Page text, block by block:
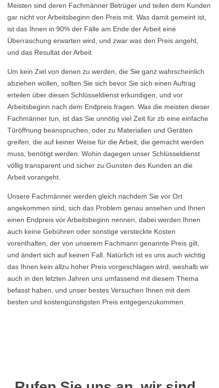
Meisten sind deren Fachmänner Betrüger und teilen dem Kunden
gar nicht vor Arbeitsbeginn den Preis mit. Was damit gemeint ist,
ist das Ihnen in 90% der Fälle am Ende der Arbeit eine
Überraschung erwarten wird, und zwar was den Preis angeht,
und das Resultat der Arbeit.
Um kein Ziel von denen zu werden, die Sie ganz wahrscheinlich
abziehen wollen, sollten Sie sich bevor Sie sich einen Auftrag
erteilen über diesen Schlüsseldienst erkundigen, und vor
Arbeitsbeginn nach dem Endpreis fragen. Was die meisten dieser
Fachmänner tun, ist das Sie unnötig viel Zeit für zb eine einfache
Türöffnung beanspruchen, oder zu Materialien und Geräten
greifen, die auf keiner Weise für die Arbeit, die gemacht werden
muss, benötigt werden. Wohin dagegen unser Schlüsseldienst
völlig transparent und sicher zu Gunsten des Kunden an die
Arbeit vorangeht.
Unsere Fachmänner werden gleich nachdem Sie vor Ort
angekommen sind, sich das Problem genau ansehen und Ihnen
einen Endpreis vor Arbeitsbeginn nennen, dabei werden Ihnen
auch keine Gebühren oder sonstige versteckte Kosten
vorenthalten, der von unserem Fachmann genannte Preis gilt,
und ändert sich auf keinen Fall. Natürlich ist es uns auch wichtig
das Ihnen kein allzu hoher Preis vorgeschlagen wird, weshalb wir
auch in den letzten Jahren uns umfassend mit diesem Thema
befasst haben, und unser bestes Versuchen Ihnen mit dem
besten und kostengünstigsten Preis entgegenzukommen.